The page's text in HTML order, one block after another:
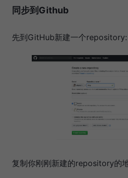
同步到Github
先到GitHub新建一个repository:
复制你刚刚新建的repository的